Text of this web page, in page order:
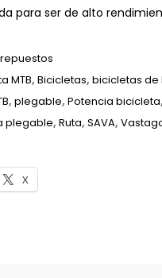
para ser de alto
MTB, Bicicletas, bicicletas de
, plegable, Potencia bicicleta,
plegable, Ruta, SAVA,
X